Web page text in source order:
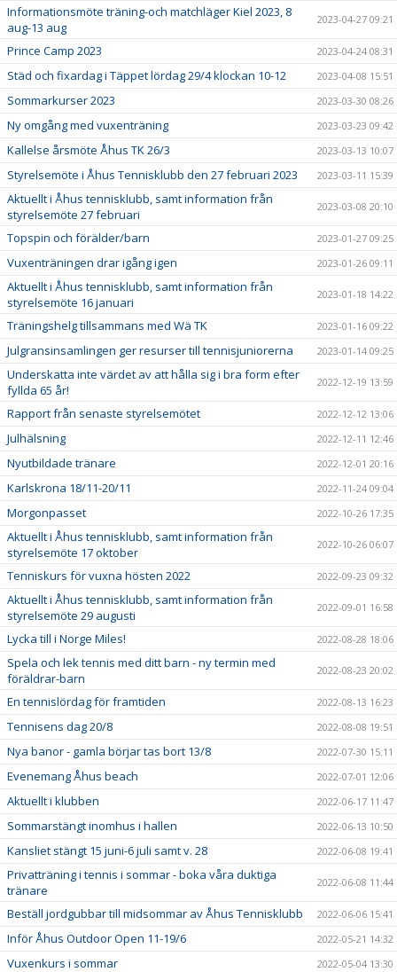
Informationsmöte träning-och matchläger Kiel 2023, 8
aug-13 aug
2023-04-27 09:21
Prince Camp 2023 2023-04-24 08:31
Städ och fixardag i Täppet lördag 29/4 klockan 10-12 2023-04-08 15:51
Sommarkurser 2023 2023-03-30 08:26
Ny omgång med vuxenträning 2023-03-23 09:42
Kallelse årsmöte Åhus TK 26/3 2023-03-13 10:07
Styrelsemöte i Åhus Tennisklubb den 27 februari 2023 2023-03-11 15:39
Aktuellt i Åhus tennisklubb, samt information från
styrelsemöte 27 februari
2023-03-08 20:10
Topspin och förälder/barn 2023-01-27 09:25
Vuxenträningen drar igång igen 2023-01-26 09:11
Aktuellt i Åhus tennisklubb, samt information från
styrelsemöte 16 januari
2023-01-18 14:22
Träningshelg tillsammans med Wä TK 2023-01-16 09:22
Julgransinsamlingen ger resurser till tennisjuniorerna 2023-01-14 09:25
Underskatta inte värdet av att hålla sig i bra form efter
fyllda 65 år!
2022-12-19 13:59
Rapport från senaste styrelsemötet 2022-12-12 13:06
Julhälsning 2022-12-11 12:46
Nyutbildade tränare 2022-12-01 20:16
Karlskrona 18/11-20/11 2022-11-24 09:04
Morgonpasset 2022-10-26 17:35
Aktuellt i Åhus tennisklubb, samt information från
styrelsemöte 17 oktober
2022-10-26 06:07
Tenniskurs för vuxna hösten 2022 2022-09-23 09:32
Aktuellt i Åhus tennisklubb, samt information från
styrelsemöte 29 augusti
2022-09-01 16:58
Lycka till i Norge Miles! 2022-08-28 18:06
Spela och lek tennis med ditt barn - ny termin med
föräldrar-barn
2022-08-23 20:02
En tennislördag för framtiden 2022-08-13 16:23
Tennisens dag 20/8 2022-08-08 19:51
Nya banor - gamla börjar tas bort 13/8 2022-07-30 15:11
Evenemang Åhus beach 2022-07-01 12:06
Aktuellt i klubben 2022-06-17 11:47
Sommarstängt inomhus i hallen 2022-06-13 10:50
Kansliet stängt 15 juni-6 juli samt v. 28 2022-06-08 19:41
Privatträning i tennis i sommar - boka våra duktiga
tränare
2022-06-08 11:44
Beställ jordgubbar till midsommar av Åhus Tennisklubb 2022-06-06 15:41
Inför Åhus Outdoor Open 11-19/6 2022-05-21 14:32
Vuxenkurs i sommar 2022-05-04 13:30